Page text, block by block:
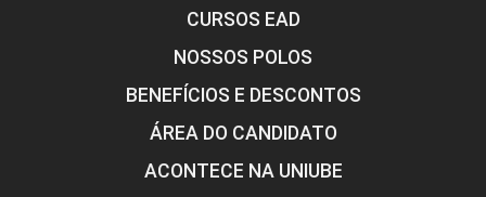
Treinamento para Mulheres
CURSOS EAD
NOSSOS POLOS
BENEFÍCIOS E DESCONTOS
ÁREA DO CANDIDATO
ACONTECE NA UNIUBE